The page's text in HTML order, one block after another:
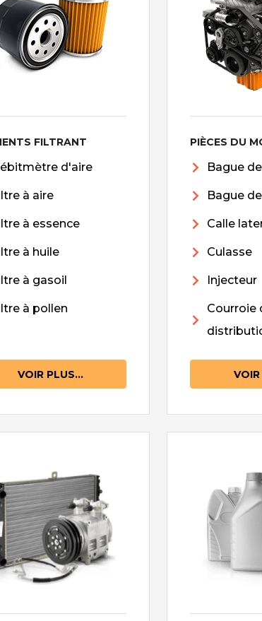
FILTRANT
d'aire
à aire
à essence
à huile
à gasoil
à pollen
VOIR PLUS...
PIÈCES DU
Bague
Bague
Calle
Culasse
Injecteur
Courroie